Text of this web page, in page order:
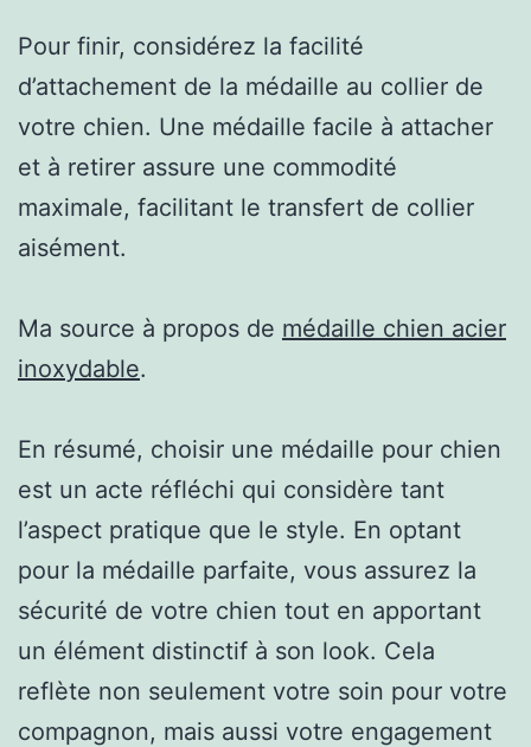
Pour finir, considérez la facilité
d’attachement de la médaille au collier de
votre chien. Une médaille facile à attacher
et à retirer assure une commodité
maximale, facilitant le transfert de collier
aisément.
Ma source à propos de médaille chien acier
inoxydable.
En résumé, choisir une médaille pour chien
est un acte réfléchi qui considère tant
l’aspect pratique que le style. En optant
pour la médaille parfaite, vous assurez la
sécurité de votre chien tout en apportant
un élément distinctif à son look. Cela
reflète non seulement votre soin pour votre
compagnon, mais aussi votre engagement